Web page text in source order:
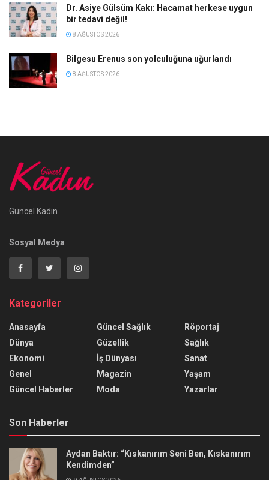
Dr. Asiye Gülsüm Kakı: Hacamat herkese uygun
bir tedavi değil!
8 AĞUSTOS 2026
Bilgesu Erenus son yolculuğuna uğurlandı
8 AĞUSTOS 2026
Güncel Kadın
Sosyal Medya
Kategoriler
Anasayfa
Dünya
Ekonomi
Genel
Güncel Haberler
Güncel Sağlık
Güzellik
İş Dünyası
Magazin
Moda
Röportaj
Sağlık
Sanat
Yaşam
Yazarlar
Son Haberler
Aydan Baktır: “Kıskanırım Seni Ben, Kıskanırım
Kendimden”